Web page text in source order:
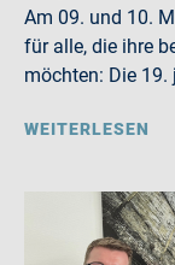
Am 09. und 10.
für alle, die ihre
möchten: Die
WEITERLESEN